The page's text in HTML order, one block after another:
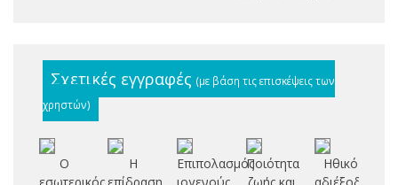
Σχετικές εγγραφές (με βάση τις επισκέψεις των
χρηστών)
Ο
Η
ΕπιπολασμόςΠοιότητα
Ηθικό